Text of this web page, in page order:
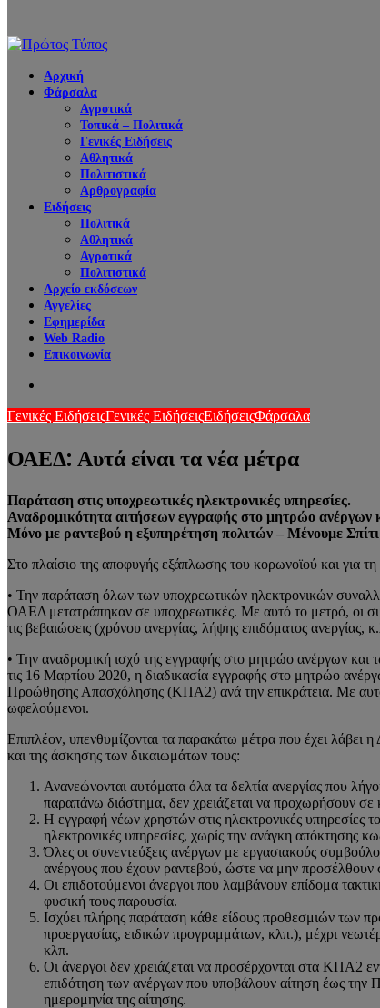
Αρχική
Φάρσαλα
Αγροτικά
Τοπικά – Πολιτικά
Γενικές Ειδήσεις
Αθλητικά
Πολιτιστικά
Αρθρογραφία
Ειδήσεις
Πολιτικά
Αθλητικά
Αγροτικά
Πολιτιστικά
Αρχείο εκδόσεων
Αγγελίες
Εφημερίδα
Web Radio
Επικοινωνία
Γενικές ΕιδήσειςΓενικές ΕιδήσειςΕιδήσειςΦάρσαλα
ΟΑΕΔ: Αυτά είναι τα νέα μέτρα
Παράταση στις υποχρεωτικές ηλεκτρονικές υπηρεσίες.
Αναδρομικότητα αιτήσεων εγγραφής στο μητρώο ανέργων
Μόνο με ραντεβού η εξυπηρέτηση πολιτών – Μένουμε
Στο πλαίσιο της αποφυγής εξάπλωσης του κορωνοϊού και για
• Την παράταση όλων των υποχρεωτικών ηλεκτρονικών
ΟΑΕΔ μετατράπηκαν σε υποχρεωτικές. Με αυτό το μετρό, οι
τις βεβαιώσεις (χρόνου ανεργίας, λήψης επιδόματος
• Την αναδρομική ισχύ της εγγραφής στο μητρώο ανέργων και
τις 16 Μαρτίου 2020, η διαδικασία εγγραφής στο μητρώο
Προώθησης Απασχόλησης (ΚΠΑ2) ανά την επικράτεια. Με αυτό
ωφελούμενοι.
Επιπλέον, υπενθυμίζονται τα παρακάτω μέτρα που έχει λάβει
και της άσκησης των δικαιωμάτων τους:
Ανανεώνονται αυτόματα όλα τα δελτία ανεργίας που
παραπάνω διάστημα, δεν χρειάζεται να προχωρήσουν σε
Η εγγραφή νέων χρηστών στις ηλεκτρονικές υπηρεσίες
ηλεκτρονικές υπηρεσίες, χωρίς την ανάγκη
Όλες οι συνεντεύξεις ανέργων με εργασιακούς
ανέργους που έχουν ραντεβού, ώστε να μην
Οι επιδοτούμενοι άνεργοι που λαμβάνουν επίδομα
φυσική τους παρουσία.
Ισχύει πλήρης παράταση κάθε είδους προθεσμιών των
προεργασίας, ειδικών προγραμμάτων, κλπ.), μέχρι
κλπ.
Οι άνεργοι δεν χρειάζεται να προσέρχονται στα ΚΠΑ2
επιδότηση των ανέργων που υποβάλουν αίτηση έως την
ημερομηνία της αίτησης.